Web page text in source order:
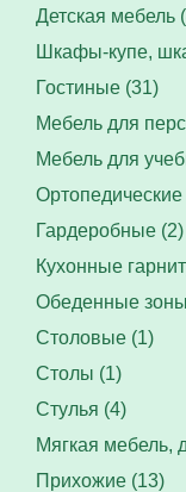
Детская мебель
Шкафы-купе,
Гостиные (31)
Мебель для
Мебель для
Гардеробные (2)
Кухонные
Обеденные
Столовые (1)
Столы (1)
Стулья (4)
Мягкая мебель,
Прихожие (13)